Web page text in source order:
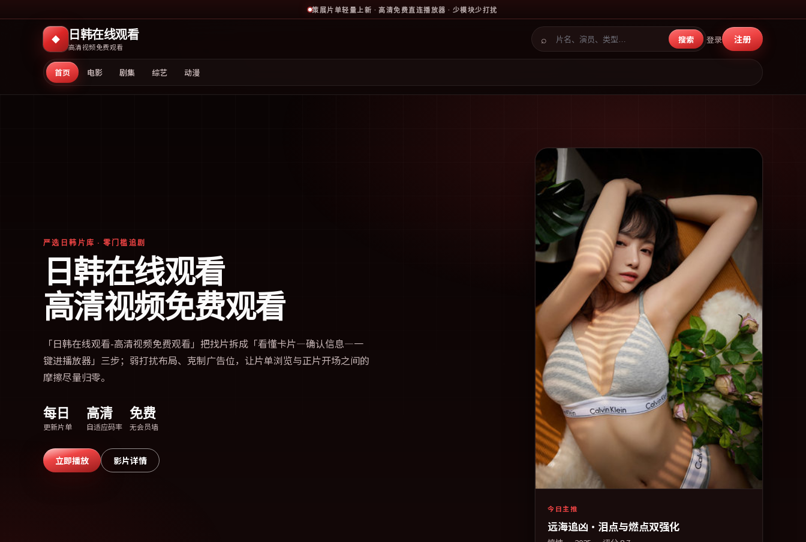
策展片单轻量上新 · 高清免费直连播放器 · 少模块少打扰
◆ 日韩在线观看
高清视频免费观看
首页 电影 剧集 综艺 动漫
⌕ 搜索 登录 注册
严选日韩片库 · 零门槛追剧
日韩在线观看
高清视频免费观看
「日韩在线观看-高清视频免费观看 」把找片拆成「看懂卡片—确认信息—一
键进播放器」三步；弱打扰布局、克制广告位，让片单浏览与正片开场之间的
摩擦尽量归零。
每日
更新片单
高清
自适应码率
免费
无会员墙
立即播放 影片详情
今日主推
远海追凶·泪点与燃点双强化